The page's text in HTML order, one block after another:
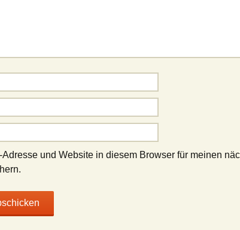
Adresse und Website in diesem Browser für meinen